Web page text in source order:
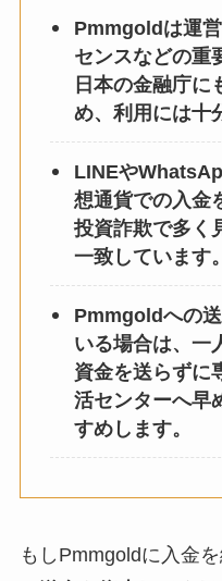
Pmmgoldは運
センスなどの重
日本の金融庁に
め、利用には十
LINEや
想通貨での入金
投資詐欺で多く
一致しています。
Pmmgoldへの
いる場合は、一
資金を送らずに
活センターへ早
すめします。
もしPmmgoldに入金